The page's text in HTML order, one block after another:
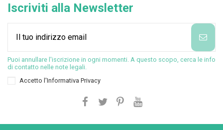
Iscriviti alla Newsletter
Puoi annullare l'iscrizione in ogni momenti. A questo scopo, cerca le info
di contatto nelle note legali.
Accetto l'Informativa Privacy